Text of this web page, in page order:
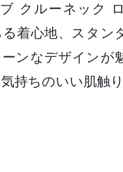
ブ クルーネック
着心地、スタン
ンなデザインが
持ちのいい肌触